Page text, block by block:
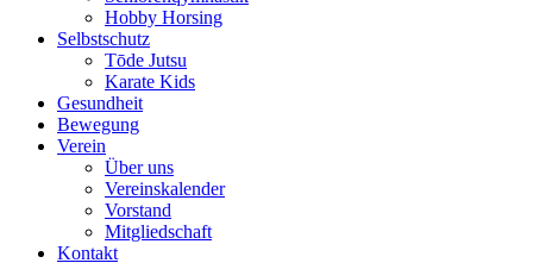
Hob­by Hor­sing
Selbst­schutz
Tōde Jutsu
Kara­te Kids
Gesund­heit
Bewe­gung
Ver­ein
Über uns
Ver­einska­len­der
Vor­stand
Mit­glied­schaft
Kon­takt